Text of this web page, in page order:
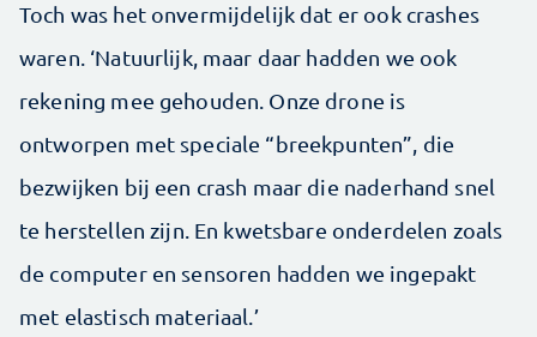
Toch was het onvermijdelijk dat er ook crashes
waren. ‘Natuurlijk, maar daar hadden we ook
rekening mee gehouden. Onze drone is
ontworpen met speciale “breekpunten”, die
bezwijken bij een crash maar die naderhand snel
te herstellen zijn. En kwetsbare onderdelen zoals
de computer en sensoren hadden we ingepakt
met elastisch materiaal.’